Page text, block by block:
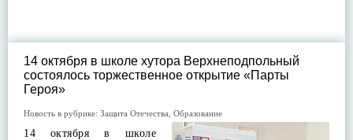
14 октября в школе хутора Верхнеподпольный
состоялось торжественное открытие «Парты
Героя»
Новость в рубрике: Защита Отечества Образование
14 октября в школе